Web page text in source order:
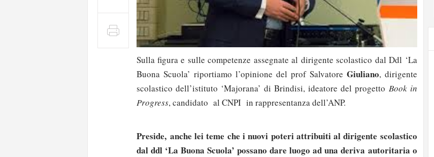
Sulla figura e sulle competenze assegnate al dirigente scolastico dal Ddl ‘La
Buona Scuola’ riportiamo l’opinione del prof Salvatore Giuliano, dirigente
scolastico dell’istituto ‘Majorana’ di Brindisi, ideatore del progetto Book in
Progress, candidato al CNPI in rappresentanza dell’ANP.
Preside, anche lei teme che i nuovi poteri attribuiti al dirigente scolastico
dal ddl ‘La Buona Scuola’ possano dare luogo ad una deriva autoritaria o